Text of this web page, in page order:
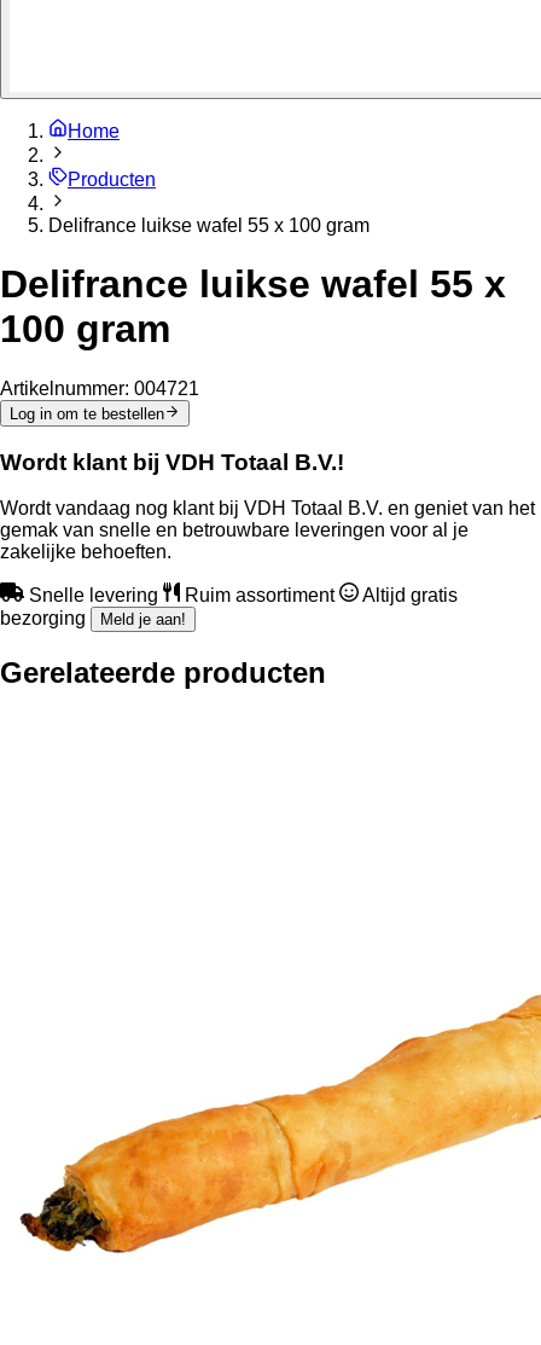
Home
Producten
Delifrance luikse wafel 55 x 100 gram
Delifrance luikse wafel 55 x
100 gram
Artikelnummer: 004721
Log in om te bestellen
Wordt klant bij VDH Totaal B.V.!
Wordt vandaag nog klant bij VDH Totaal B.V. en geniet van het
gemak van snelle en betrouwbare leveringen voor al je
zakelijke behoeften.
Snelle levering Ruim assortiment
Altijd gratis
bezorging
Meld je aan!
Gerelateerde producten